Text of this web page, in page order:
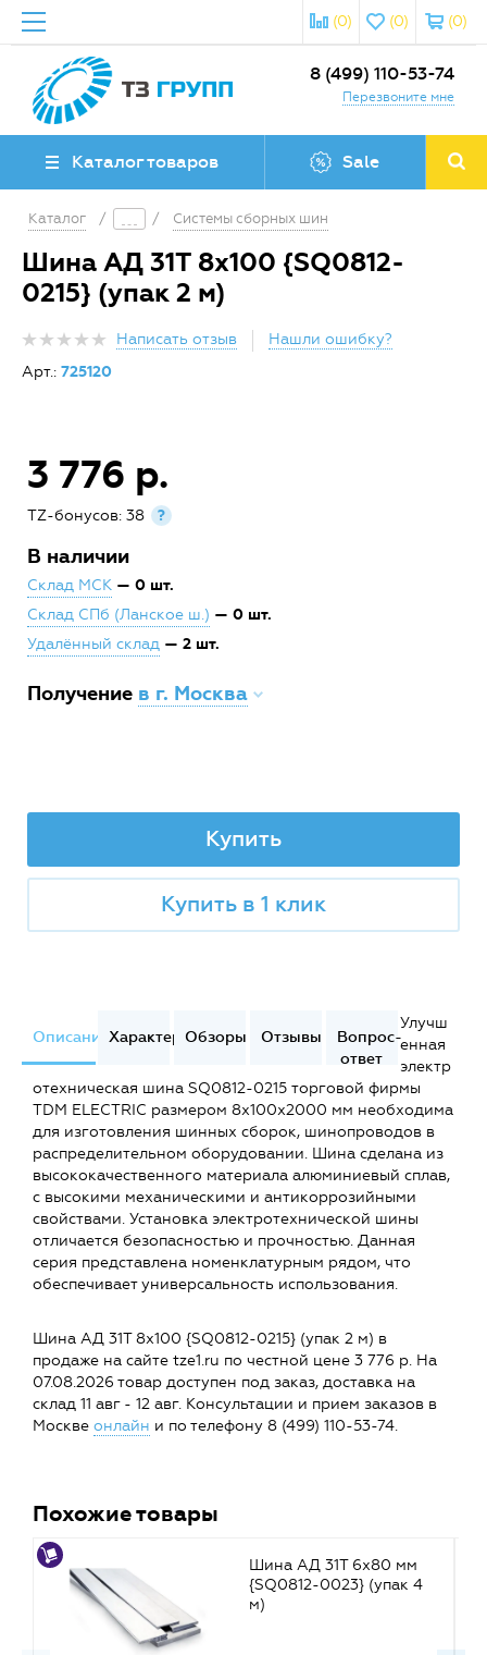
(0)
(0)
(0)
8 (499) 110-53-74
Перезвоните мне
Каталог товаров Sale
Каталог / / Системы сборных шин
Шина АД 31Т 8х100 {SQ0812-
0215} (упак 2 м)
Написать отзыв
Нашли ошибку?
Арт.: 725120
3 776 р.
TZ-бонусов: 38 ?
В наличии
Склад МСК — 0 шт.
Склад СПб (Ланское ш.) — 0 шт.
Удалённый склад — 2 шт.
Получение в г. Москва
Купить
Купить в 1 клик
ОписаниеХарактеристики
Обзоры Отзывы
Вопрос-
ответ
Улучш
енная
электр
отехническая шина SQ0812-0215 торговой фирмы
TDM ELECTRIC размером 8x100x2000 мм необходима
для изготовления шинных сборок, шинопроводов в
распределительном оборудовании. Шина сделана из
высококачественного материала алюминиевый сплав,
с высокими механическими и антикоррозийными
свойствами. Установка электротехнической шины
отличается безопасностью и прочностью. Данная
серия представлена номенклатурным рядом, что
обеспечивает универсальность использования.
Шина АД 31Т 8х100 {SQ0812-0215} (упак 2 м) в
продаже на сайте tze1.ru по честной цене 3 776 р. На
07.08.2026 товар доступен под заказ, доставка на
склад 11 авг - 12 авг. Консультации и прием заказов в
Москве онлайн и по телефону 8 (499) 110-53-74.
Похожие товары
Шина АД 31Т 6х80 мм
{SQ0812-0023} (упак 4
м)